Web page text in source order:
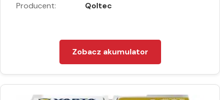
Producent: Qoltec
Zobacz akumulator